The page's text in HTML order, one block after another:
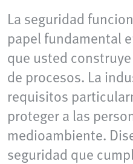
La seguridad
papel fundamental
que usted
de procesos. La
requisitos
proteger a las
medioambiente.
seguridad que